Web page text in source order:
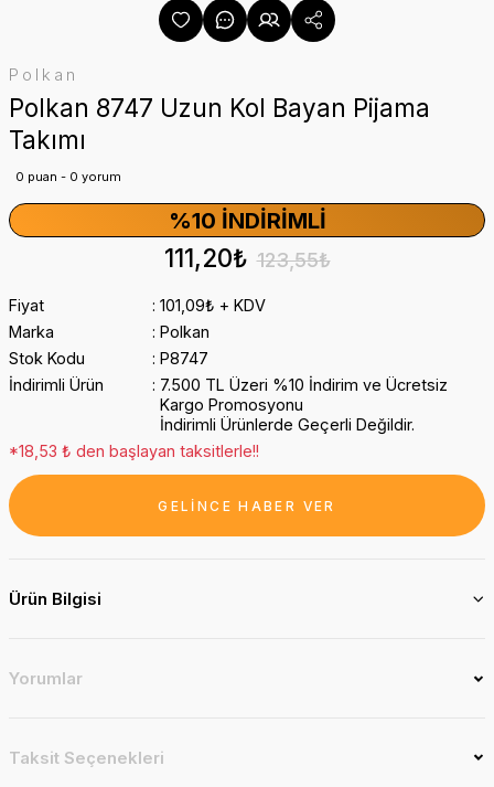
Polkan
Polkan 8747 Uzun Kol Bayan Pijama
Takımı
0 puan - 0 yorum
%10 İNDIRIMLI
111,20₺ 123,55₺
Fiyat
101,09₺ + KDV
Marka
Polkan
Stok Kodu
P8747
İndirimli Ürün
7.500 TL Üzeri %10 İndirim ve Ücretsiz
Kargo Promosyonu
İndirimli Ürünlerde Geçerli Değildir.
*18,53 ₺ den başlayan taksitlerle!!
GELİNCE HABER VER
Ürün Bilgisi
Yorumlar
Taksit Seçenekleri